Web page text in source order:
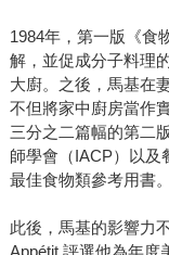
1984年，第一版《食
解，並促成分子料理
大廚。之後，馬基在
不但將家中廚房當作
三分之二篇幅的第二
師學會（IACP）以及
最佳食物類參考用書。
此後，馬基的影響力
Appétit 評選他為年度